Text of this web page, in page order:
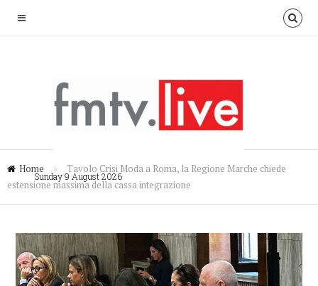
Sunday 9 August 2026
Home »
Tavolo Crisi Moda a Roma, la Regione Marche chiede
estensione massima della cassa integrazione